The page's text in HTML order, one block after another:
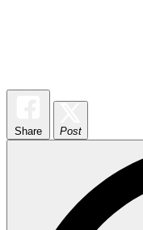
Share Post